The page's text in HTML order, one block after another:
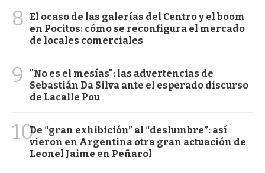
8
El ocaso de las galerías del Centro y el boom
en Pocitos: cómo se reconfigura el mercado
de locales comerciales
9
"No es el mesías": las advertencias de
Sebastián Da Silva ante el esperado discurso
de Lacalle Pou
10De “gran exhibición” al “deslumbre”: así
vieron en Argentina otra gran actuación de
Leonel Jaime en Peñarol